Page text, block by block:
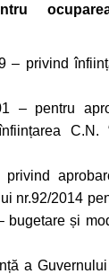
– privind
– pentru
C.N.
privind
nr.92/2014
bugetare și
a